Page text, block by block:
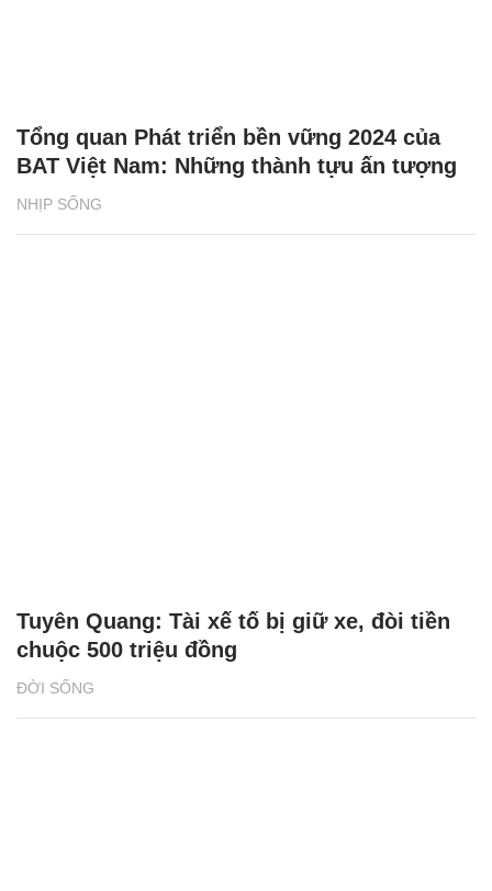
NHỊP SỐNG
Tổng quan Phát triển bền vững 2024 của
BAT Việt Nam: Những thành tựu ấn tượng
ĐỜI SỐNG
Tuyên Quang: Tài xế tố bị giữ xe, đòi tiền
chuộc 500 triệu đồng